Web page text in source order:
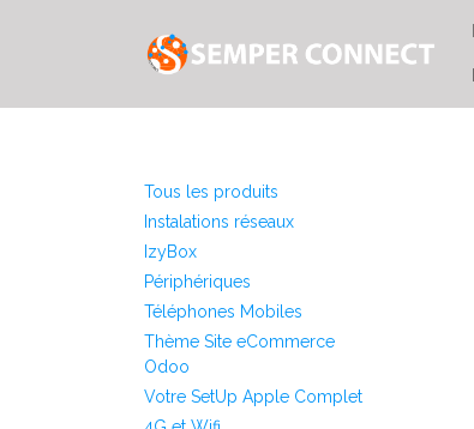
Tous les produits
Instalations réseaux
IzyBox
Périphériques
Téléphones Mobiles
Thème Site eCommerce
Odoo
Votre SetUp Apple Complet